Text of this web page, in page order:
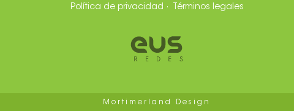
Política de privacidad · Términos legales
Mortimerland Design